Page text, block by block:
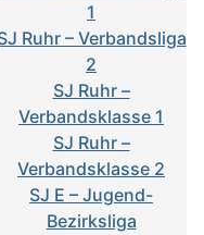
1
Ruhr – Verbandsliga
2
SJ Ruhr –
Verbandsklasse 1
SJ Ruhr –
Verbandsklasse 2
SJ E – Jugend-
Bezirksliga